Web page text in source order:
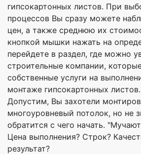
гипсокартонных листов. При
процессов Вы сразу можете
цен, а также среднюю их
кнопкой мышки нажать на
перейдете в раздел, где можно
строительные компании,
собственные услуги на
монтаже гипсокартонных листов.
Допустим, Вы захотели
многоуровневый потолок, но не
обратится с чего начать.
Цена выполнения? Строк?
результат?